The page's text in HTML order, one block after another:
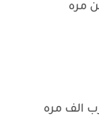
مره
الف مره